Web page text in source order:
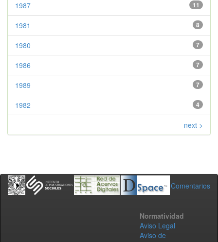
11
1987
8
1981
7
1980
7
1986
7
1989
4
1982
next >
Comentarios
Normatividad
Aviso Legal
Aviso de